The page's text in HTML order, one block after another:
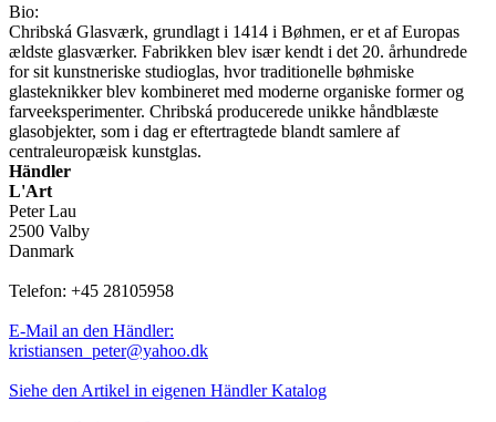
Bio:
Chribská Glasværk, grundlagt i 1414 i Bøhmen, er et af Europas
ældste glasværker. Fabrikken blev især kendt i det 20. århundrede
for sit kunstneriske studioglas, hvor traditionelle bøhmiske
glasteknikker blev kombineret med moderne organiske former og
farveeksperimenter. Chribská producerede unikke håndblæste
glasobjekter, som i dag er eftertragtede blandt samlere af
centraleuropæisk kunstglas.
Händler
L'Art
Peter Lau
2500 Valby
Danmark
Telefon: +45 28105958
E-Mail an den Händler:
kristiansen_peter@yahoo.dk
Siehe den Artikel in eigenen Händler Katalog